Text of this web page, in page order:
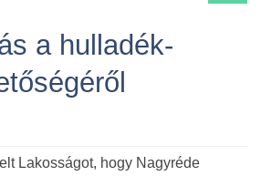
a hulladék-
Lakosságot, hogy Nagyréde